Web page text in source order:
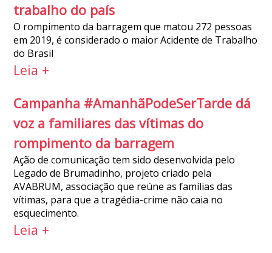
trabalho do país
O rompimento da barragem que matou 272 pessoas
em 2019, é considerado o maior Acidente de Trabalho
do Brasil
Leia +
Campanha #AmanhãPodeSerTarde dá
voz a familiares das vítimas do
rompimento da barragem
Ação de comunicação tem sido desenvolvida pelo
Legado de Brumadinho, projeto criado pela
AVABRUM, associação que reúne as famílias das
vítimas, para que a tragédia-crime não caia no
esquecimento.
Leia +